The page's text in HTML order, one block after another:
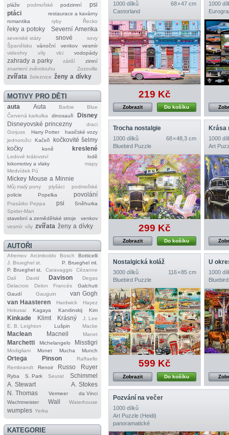
pláže
podmořské podzimní
psi
ptáci
restaurace a kavárny
romantika
ryby Řecko
řeky a potoky Severní Amerika
severské státy snové
sovy
Španělsko
vánoční venkov
vesmír
videohry
víly vlci vodopády
zahrady a parky zátiší
zimní
znamení zvěrokruhu
Zozoville
zvířata železnice ženy a dívky
MOTIVY PRO DĚTI
auta Auta Barbie
Blue
Červená karkulka
dinosauři
Disney
Disneyovské princezny
draci
Gorjuss
Harry Potter
hasičské vozy
jednorožci
Kačeři
kočkovité šelmy
kočky
koně kreslené
Ledové království
lodě
lokomotivy a vlaky
mapy
Medvídek Pú
Mickey Mouse a Minnie
Můj malý pony plyšáci
podmořské
policie
Popelka povolání
Prasátko Peppa psi
Sněhurka
Spider‐Man
stavební a zemědělské stroje
venkov
vesmír víly zvířata ženy a dívky
AUTOŘI
Afremov Arcimboldo Bosch
Botticelli
J. Brueghel st.
P. Brueghel ml.
P. Brueghel st.
Caravaggio
Cézanne
Dalí
David Davison
Degas
Delacroix
Delon Francés
Galchutt
Gaudí
Gauguin
van Gogh
van Haasteren
Hardwick
Hayez
Hokusai
Kagaya Kandinskij Kim
Kinkade Klimt Krásný
J. Lee
E. B. Leighton
Lušpin Macke
Maclean Macneil Manet
Marchetti Michelangelo Misstigri
Modigliani Monet Mucha Munch
Ortega Pinson
Raffaello
Rembrandt
Renoir Russo Ruyer
Ryba S. Park Seurat
Schimmel
A. Stewart
A. Stokes
N. Thomas
Vermeer
da Vinci
Wachtmeister
Wall Waterhouse
wumples Yerka
KATEGORIE
1000 dílků
68 × 47 cm
Castorland
219 Kč
Do košíku
Zobrazit
1000
Trocha nostalgie
1000 dílků
68 × 48,3 cm
Bluebird Puzzle
299 Kč
Do košíku
Zobrazit
Krása
1000
Art
Nostalgická koláž
3000 dílků
116 × 85 cm
Bluebird Puzzle
599 Kč
Do košíku
Zobrazit
1000
Pozvání na večer
1000 dílků
Art Puzzle (Heidi)
panoramatické